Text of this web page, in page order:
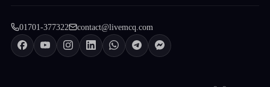
01701-377322 contact@livemcq.com